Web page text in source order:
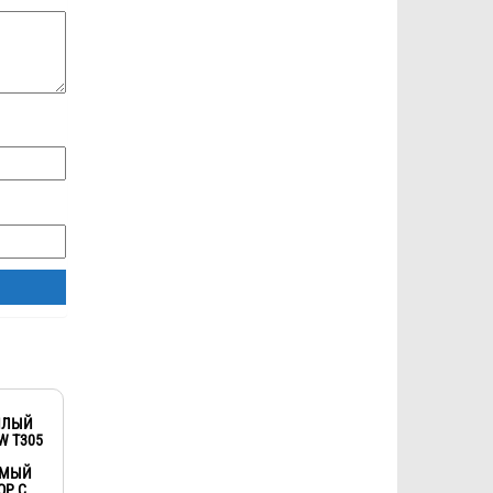
T305
С